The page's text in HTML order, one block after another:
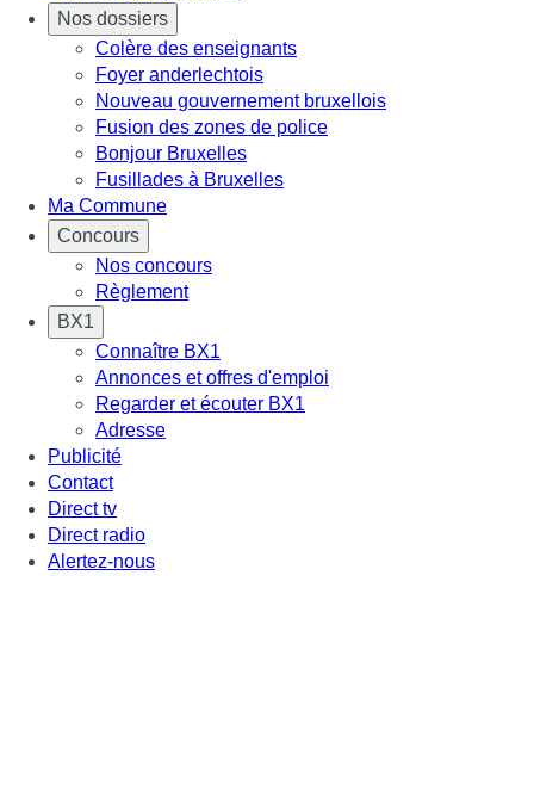
Nos dossiers
Colère des enseignants
Foyer anderlechtois
Nouveau gouvernement bruxellois
Fusion des zones de police
Bonjour Bruxelles
Fusillades à Bruxelles
Ma Commune
Concours
Nos concours
Règlement
BX1
Connaître BX1
Annonces et offres d'emploi
Regarder et écouter BX1
Adresse
Publicité
Contact
Direct tv
Direct radio
Alertez-nous